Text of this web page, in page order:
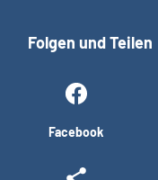
Folgen und Teilen
Facebook